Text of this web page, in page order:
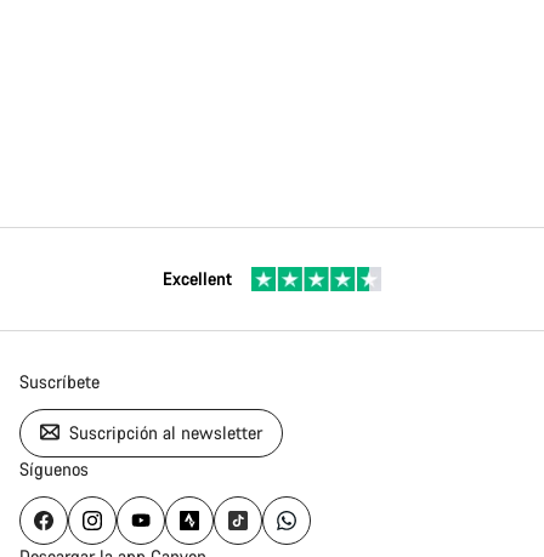
Excellent
Suscríbete
Suscripción al newsletter
Síguenos